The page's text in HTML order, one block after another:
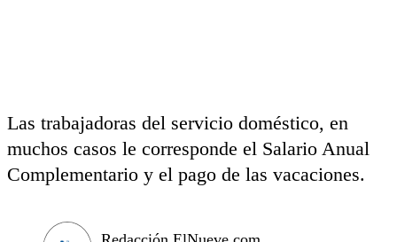
Las trabajadoras del servicio doméstico, en
muchos casos le corresponde el Salario Anual
Complementario y el pago de las vacaciones.